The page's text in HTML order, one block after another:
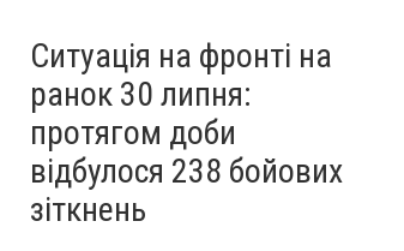
Ситуація на фронті на
ранок 30 липня:
протягом доби
відбулося 238 бойових
зіткнень